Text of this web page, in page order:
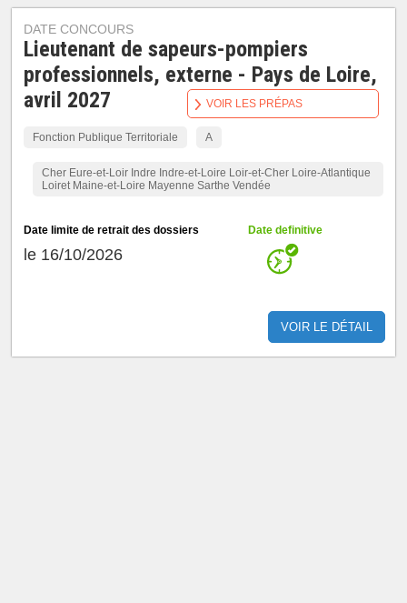
DATE CONCOURS
Lieutenant de sapeurs-pompiers
professionnels, externe - Pays de Loire,
avril 2027
Fonction Publique Territoriale A
Cher Eure-et-Loir Indre Indre-et-Loire Loir-et-Cher Loire-Atlantique
Loiret Maine-et-Loire Mayenne Sarthe Vendée
Date limite de retrait des dossiers
le 16/10/2026
Date definitive
VOIR LE DÉTAIL
VOIR LES PRÉPAS